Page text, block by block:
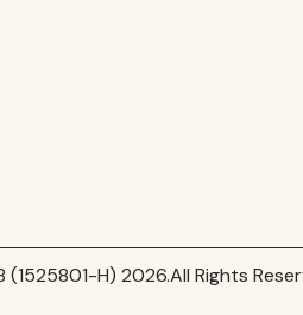
H) 2026.All Rights